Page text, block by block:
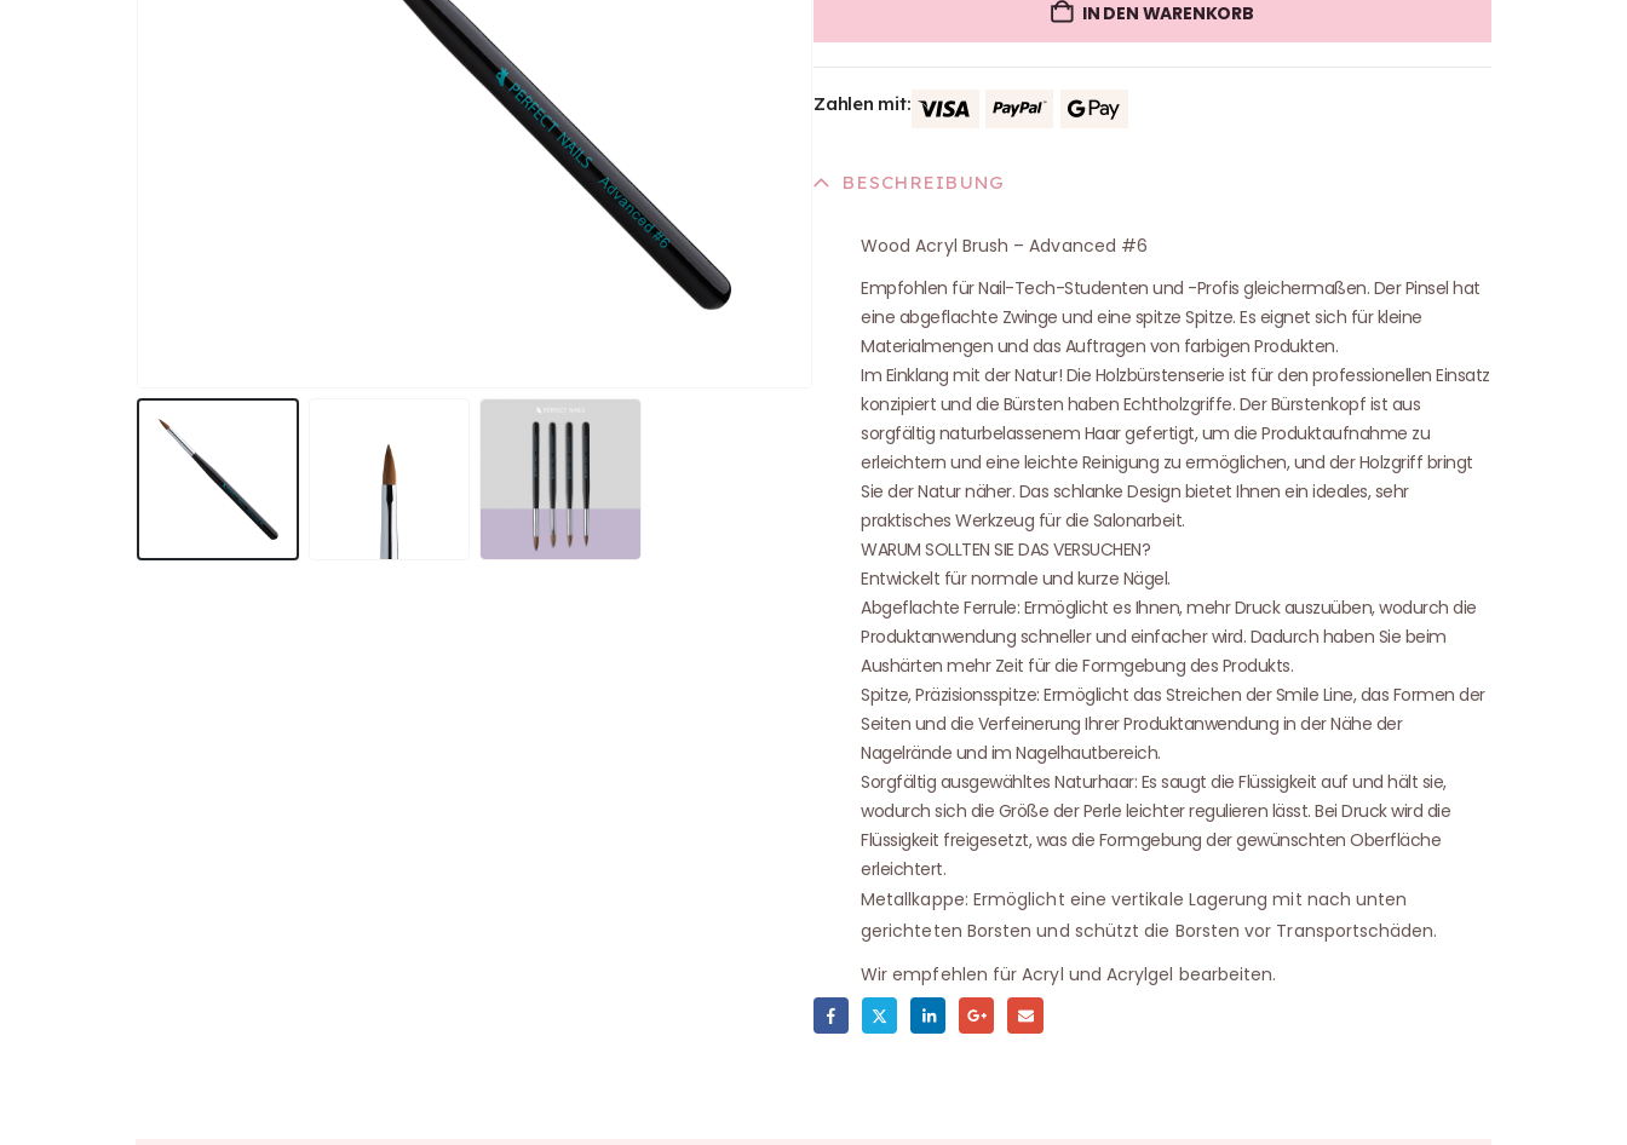
IN DEN WARENKORB
Zahlen mit:
BESCHREIBUNG
Wood Acryl Brush – Advanced #6
Empfohlen für Nail-Tech-Studenten und -Profis gleichermaßen. Der Pinsel hat
eine abgeflachte Zwinge und eine spitze Spitze. Es eignet sich für kleine
Materialmengen und das Auftragen von farbigen Produkten.
Im Einklang mit der Natur! Die Holzbürstenserie ist für den professionellen Einsatz
konzipiert und die Bürsten haben Echtholzgriffe. Der Bürstenkopf ist aus
sorgfältig naturbelassenem Haar gefertigt, um die Produktaufnahme zu
erleichtern und eine leichte Reinigung zu ermöglichen, und der Holzgriff bringt
Sie der Natur näher. Das schlanke Design bietet Ihnen ein ideales, sehr
praktisches Werkzeug für die Salonarbeit.
WARUM SOLLTEN SIE DAS VERSUCHEN?
Entwickelt für normale und kurze Nägel.
Abgeflachte Ferrule: Ermöglicht es Ihnen, mehr Druck auszuüben, wodurch die
Produktanwendung schneller und einfacher wird. Dadurch haben Sie beim
Aushärten mehr Zeit für die Formgebung des Produkts.
Spitze, Präzisionsspitze: Ermöglicht das Streichen der Smile Line, das Formen der
Seiten und die Verfeinerung Ihrer Produktanwendung in der Nähe der
Nagelrände und im Nagelhautbereich.
Sorgfältig ausgewähltes Naturhaar: Es saugt die Flüssigkeit auf und hält sie,
wodurch sich die Größe der Perle leichter regulieren lässt. Bei Druck wird die
Flüssigkeit freigesetzt, was die Formgebung der gewünschten Oberfläche
erleichtert.
Metallkappe: Ermöglicht eine vertikale Lagerung mit nach unten
gerichteten Borsten und schützt die Borsten vor Transportschäden.
Wir empfehlen für Acryl und Acrylgel bearbeiten.